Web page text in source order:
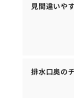
見間違いや
排水口奥の